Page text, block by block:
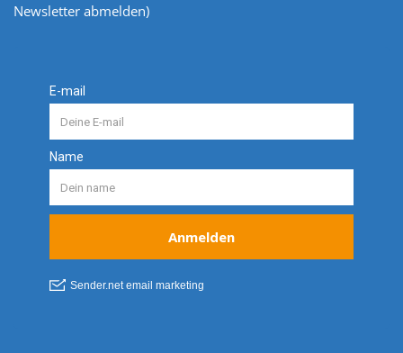
Newsletter abmelden)